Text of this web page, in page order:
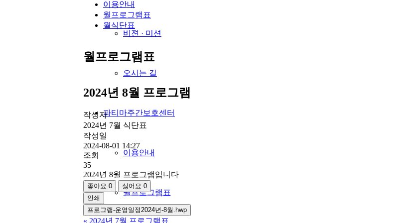
비젼 · 미션
오시는 길
파티마주간보호센터
이용안내
월프로그램표
이용안내
월프로그램표
월식단표
월프로그램표
2024년 8월 프로그램
작성자
2024년 7월 식단표
작성일
2024-08-01 14:27
조회
35
2024년 8월 프로그램입니다
좋아요 0 싫어요 0
인쇄
프로그램-운영일정2024년-8월.hwp
« 2024년 7월 프로그램표